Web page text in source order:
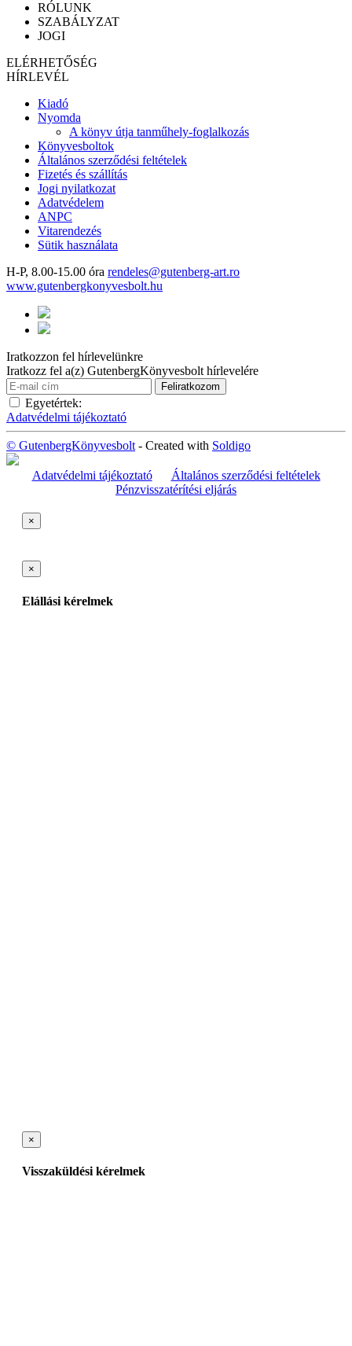
RÓLUNK
SZABÁLYZAT
JOGI
ELÉRHETŐSÉG
HÍRLEVÉL
Kiadó
Nyomda
A könyv útja tanműhely-foglalkozás
Könyvesboltok
Általános szerződési feltételek
Fizetés és szállítás
Jogi nyilatkozat
Adatvédelem
ANPC
Vitarendezés
Sütik használata
H-P, 8.00-15.00 óra rendeles@gutenberg-art.ro
www.gutenbergkonyvesbolt.hu
Iratkozzon fel hírlevelünkre
Iratkozz fel a(z) GutenbergKönyvesbolt hírlevelére
Egyetértek:
Adatvédelmi tájékoztató
© GutenbergKönyvesbolt - Created with Soldigo
Adatvédelmi tájékoztató
Általános szerződési feltételek
Pénzvisszatérítési eljárás
×
×
Elállási kérelmek
×
Visszaküldési kérelmek